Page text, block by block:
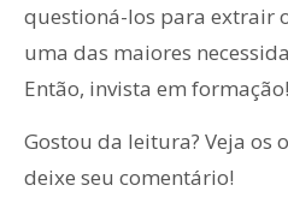
questioná-los para extrair
uma das maiores
Então, invista em formação!
Gostou da leitura? Veja os
deixe seu comentário!